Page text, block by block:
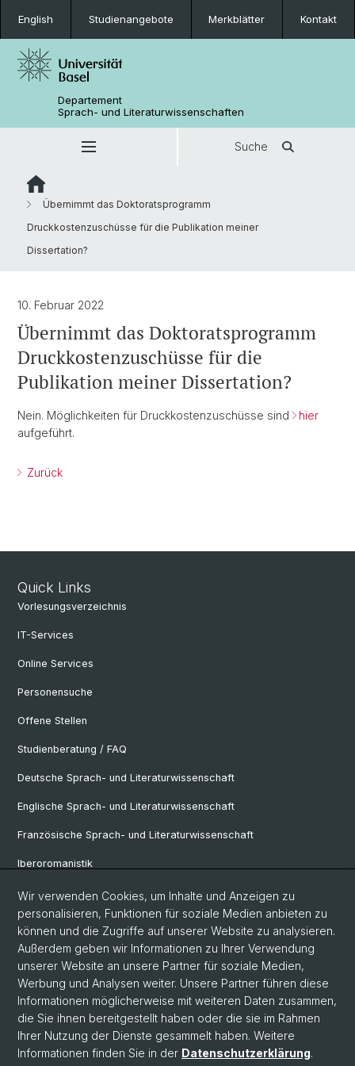
English Studienangebote Merkblätter Kontakt
Departement
Sprach- und Literaturwissenschaften
Suche
Übernimmt das Doktoratsprogramm
Druckkostenzuschüsse für die Publikation meiner
Dissertation?
10. Februar 2022
Übernimmt das Doktoratsprogramm
Druckkostenzuschüsse für die
Publikation meiner Dissertation?
Nein. Möglichkeiten für Druckkostenzuschüsse sind
hier
aufgeführt.
Zurück
Quick Links
Vorlesungsverzeichnis
IT-Services
Online Services
Personensuche
Offene Stellen
Studienberatung / FAQ
Deutsche Sprach- und Literaturwissenschaft
Englische Sprach- und Literaturwissenschaft
Französische Sprach- und Literaturwissenschaft
Iberoromanistik
Italianistik
Nordistik
Osteuropa-Studien
Slavic Studies
© Universität Basel
Datenschutzerklärung
Wir verwenden Cookies, um Inhalte und Anzeigen zu
personalisieren, Funktionen für soziale Medien anbieten zu
können und die Zugriffe auf unserer Website zu analysieren.
Außerdem geben wir Informationen zu Ihrer Verwendung
unserer Website an unsere Partner für soziale Medien,
Werbung und Analysen weiter. Unsere Partner führen diese
Informationen möglicherweise mit weiteren Daten zusammen,
die Sie ihnen bereitgestellt haben oder die sie im Rahmen
Ihrer Nutzung der Dienste gesammelt haben. Weitere
Informationen finden Sie in der Datenschutzerklärung.